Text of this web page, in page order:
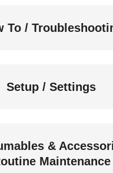
To /
Setup / Settings
&
Maintenance